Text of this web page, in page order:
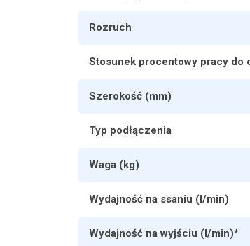
Rozruch
Stosunek procentowy pracy do
Szerokość (mm)
Typ podłączenia
Waga (kg)
Wydajność na ssaniu (l/min)
Wydajność na wyjściu (l/min)*